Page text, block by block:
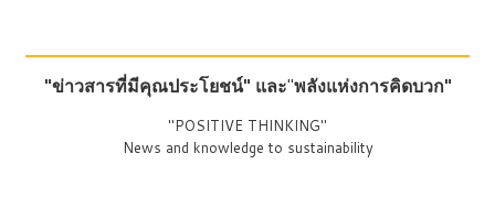
"ข่าวสารที่มีคุณประโยชน์" และ"พลังแห่งการคิดบวก"
"POSITIVE THINKING"
News and knowledge to sustainability